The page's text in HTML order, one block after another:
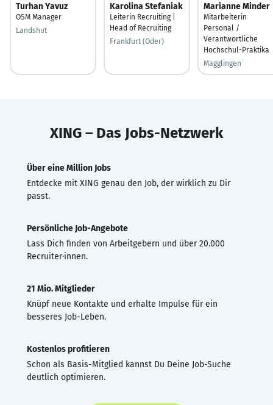
Turhan Yavuz
OSM Manager
Landshut
Karolina Stefaniak
Leiterin Recruiting |
Head of Recruiting
Frankfurt (Oder)
Marianne Minder
Mitarbeiterin
Personal /
Verantwortliche
Hochschul-Praktika
Magglingen
XING – Das Jobs-Netzwerk
Über eine Million Jobs
Entdecke mit XING genau den Job, der wirklich zu Dir
passt.
Persönliche Job-Angebote
Lass Dich finden von Arbeitgebern und über 20.000
Recruiter·innen.
21 Mio. Mitglieder
Knüpf neue Kontakte und erhalte Impulse für ein
besseres Job-Leben.
Kostenlos profitieren
Schon als Basis-Mitglied kannst Du Deine Job-Suche
deutlich optimieren.